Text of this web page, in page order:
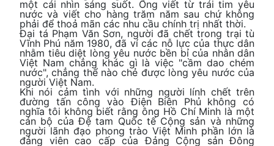
một cái nhìn sáng suốt. Ông viết từ trái tim yêu
nước và viết cho hàng trăm năm sau chứ không
phải để thoả mãn các nhu cầu chính trị nhất thời.
Đại tá Phạm Văn Sơn, người đã chết trong trại tù
Vĩnh Phú năm 1980, đã ví các nỗ lực của thực dân
nhằm tiêu diệt lòng yêu nước bền bỉ của nhân dân
Việt Nam chẳng khác gì là việc "cầm dao chém
nước", chẳng thể nào chẻ được lòng yêu nước của
người Việt Nam.
Khi nói cảm tình với những người lính chết trên
đường tấn công vào Điện Biên Phủ không có
nghĩa tôi không biết rằng ông Hồ Chí Minh là một
cán bộ của Đệ tam Quốc tế Cộng sản và những
người lãnh đạo phong trào Việt Minh phần lớn là
đảng viên cao cấp của Đảng Cộng sản Đông